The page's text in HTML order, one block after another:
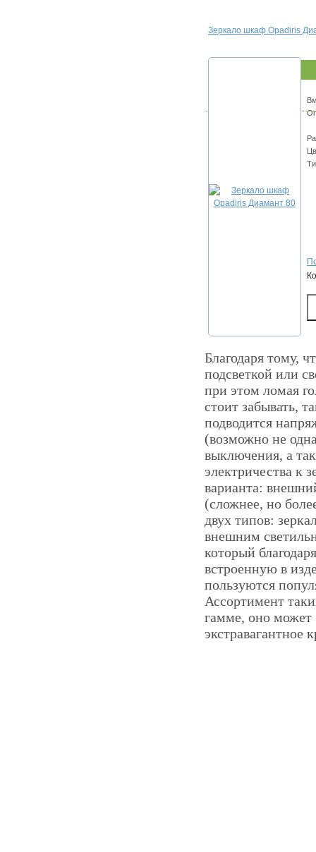
Зеркало шкаф Opadiris
Благодаря тому,
подсветкой или
при этом ломая
стоит забывать,
подводится
(возможно не
выключения, а
электричества к
варианта:
(сложнее, но
двух типов:
внешним
который
встроенную в
пользуются
Ассортимент
гамме, оно может
экстравагантное